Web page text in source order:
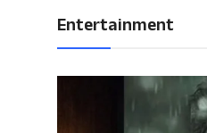
Entertainment